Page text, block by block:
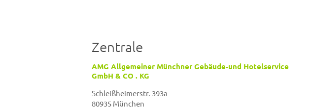
Zentrale
AMG Allgemeiner Münchner Gebäude-und Hotelservice
GmbH & CO . KG
Schleißheimerstr. 393a
80935 München